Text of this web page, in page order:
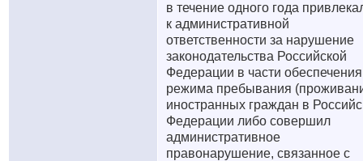
в течение одного года
к административной
ответственности за нарушение
законодательства Российской
Федерации в части обеспечения
режима пребывания
иностранных граждан в
Федерации либо совершил
административное
правонарушение, связанное с